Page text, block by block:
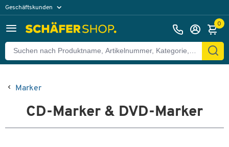
Geschäftskunden
0
Marker
CD-Marker & DVD-Marker